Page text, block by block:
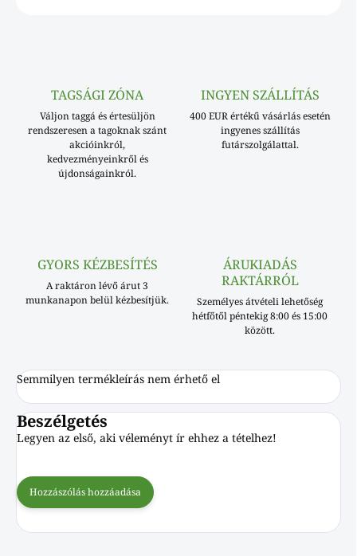
TAGSÁGI ZÓNA
Váljon taggá és értesüljön
rendszeresen a tagoknak szánt
akcióinkról,
kedvezményeinkről és
újdonságainkról.
INGYEN SZÁLLÍTÁS
400 EUR értékű vásárlás esetén
ingyenes szállítás
futárszolgálattal.
GYORS KÉZBESÍTÉS
A raktáron lévő árut 3
munkanapon belül kézbesítjük.
ÁRUKIADÁS
RAKTÁRRÓL
Személyes átvételi lehetőség
hétfőtől péntekig 8:00 és 15:00
között.
Semmilyen termékleírás nem érhető el
Beszélgetés
Legyen az első, aki véleményt ír ehhez a tételhez!
Hozzászólás hozzáadása